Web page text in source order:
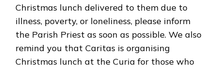
Christmas lunch delivered to them due to
illness, poverty, or loneliness, please inform
the Parish Priest as soon as possible. We also
remind you that Caritas is organising
Christmas lunch at the Curia for those who